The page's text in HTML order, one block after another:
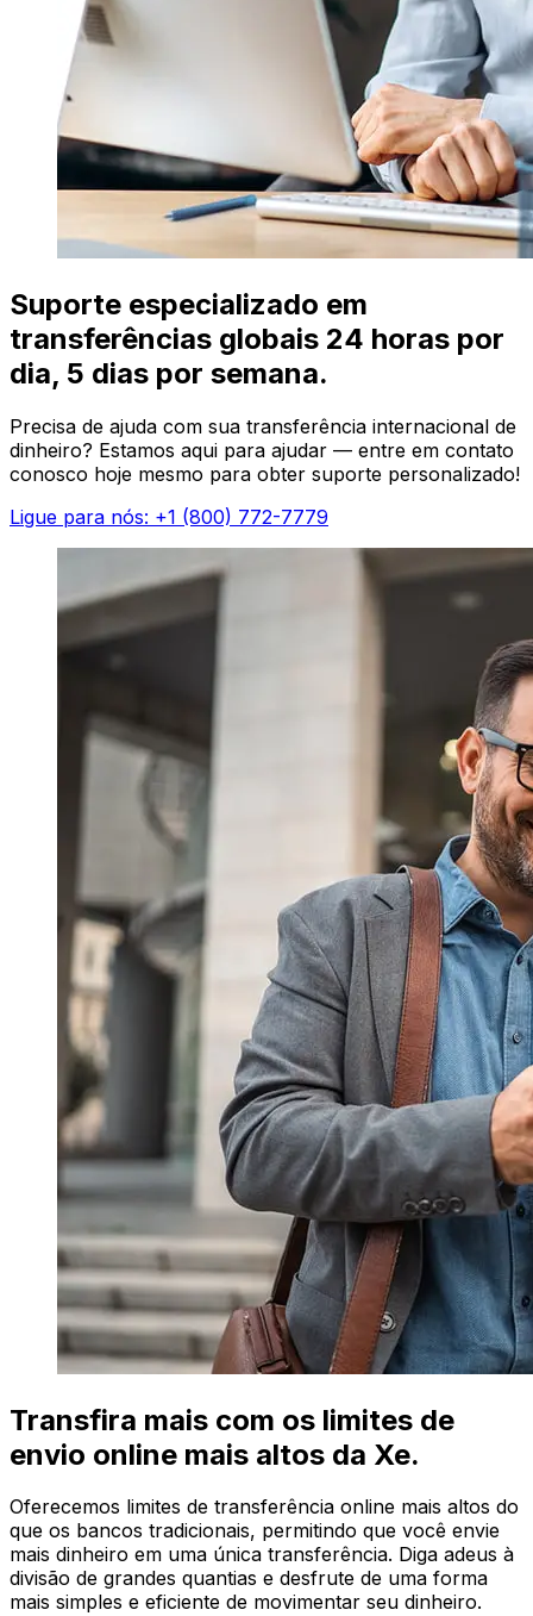
Suporte especializado em
transferências globais 24 horas por
dia, 5 dias por semana.
Precisa de ajuda com sua transferência internacional de
dinheiro? Estamos aqui para ajudar — entre em contato
conosco hoje mesmo para obter suporte personalizado!
Ligue para nós: +1 (800) 772-7779
Transfira mais com os limites de
envio online mais altos da Xe.
Oferecemos limites de transferência online mais altos do
que os bancos tradicionais, permitindo que você envie
mais dinheiro em uma única transferência. Diga adeus à
divisão de grandes quantias e desfrute de uma forma
mais simples e eficiente de movimentar seu dinheiro.